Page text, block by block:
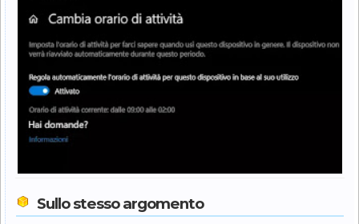
Sullo stesso argomento